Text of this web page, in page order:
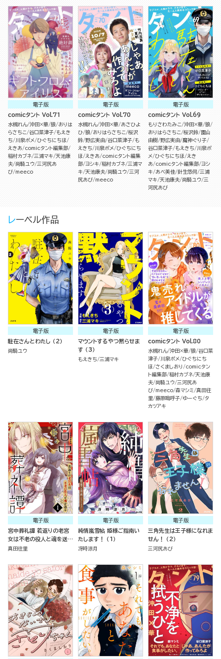
電子版
comicタント Vol.71
水槻れん 沖田×華 狼 おりは
らさちこ 谷口菜津子 もえき
ち
川泉ポメ ひぐちにちほ
えきあ
comicタント編集部
稲村カブネ 三浦マキ 天池康
夫 尚騎ユウ 三河尻あ
び meeco
電子版
comicタント Vol.70
水槻れん 沖田×華 あさひよ
ひ 狼 おりはらさちこ 桜沢
鈴 野広実由 谷口菜津子 も
えきち
川泉ポメ ひぐちにち
ほ
えきあ
comicタント編集
部 ヨシキ 稲村カブネ 三浦マ
キ 天池康夫 尚騎ユウ 三河
尻あび meeco
電子版
comicタント Vol.69
もりさわたみこ 沖田×華 狼
おりはらさちこ 桜沢鈴 園山
由樹 野広実由 魔神ぐり子
谷口菜津子 もえきち
川泉ポ
メ ひぐちにちほ
えき
あ
comicタント編集部 ヨシ
キ
あべ美佳 針生悠伺 三浦
マキ 天池康夫 尚騎ユウ 三
河尻あび
レーベル作品
電子版
駐在さんとわたし （2）
尚騎ユウ
電子版
マウントするやつ黙らせま
す （3）
もえきち 三浦マキ
電子版
comicタント Vol.80
水槻れん 沖田×華 狼 谷口菜
津子
川泉ポメ ひぐちにち
ほ さくましおり
comicタン
ト編集部 稲村カブネ 天池康
夫 尚騎ユウ 三河尻あ
び meeco 森マシミ 真田往
里 藤原嗚呼子 ゆーぐち タ
カツアキ
電子版
宮中葬礼譚 若返りの老宮
女は不老の役人と魂を送る
（分冊版）
真田往里
電子版
純情嵐雪帖 姫様ご指南い
たします！ （1）
冴時涼月
電子版
三角先生は王子様になれま
せん！ （2）
三河尻あび